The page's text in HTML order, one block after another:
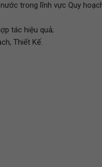
trong lĩnh vực Quy
tác hiệu quả;
Thiết Kế.